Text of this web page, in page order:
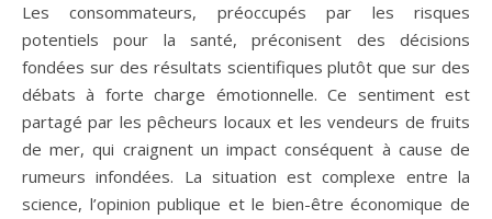
Les consommateurs, préoccupés par les risques
potentiels pour la santé, préconisent des décisions
fondées sur des résultats scientifiques plutôt que sur des
débats à forte charge émotionnelle. Ce sentiment est
partagé par les pêcheurs locaux et les vendeurs de fruits
de mer, qui craignent un impact conséquent à cause de
rumeurs infondées. La situation est complexe entre la
science, l’opinion publique et le bien-être économique de